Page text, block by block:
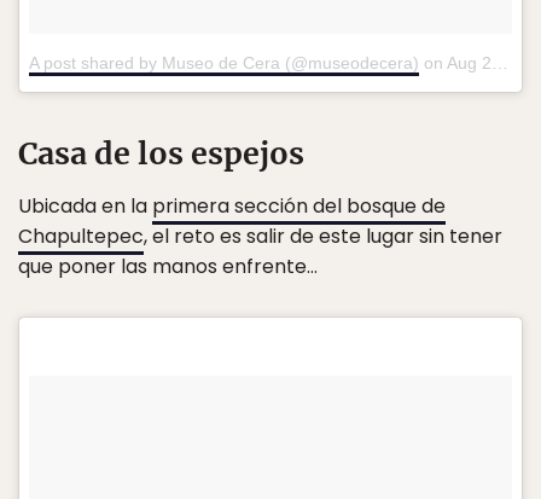
A post shared by Museo de Cera (@museodecera) on Aug 2, 2017 at 9:36am PDT
Casa de los espejos
Ubicada en la primera sección del bosque de
Chapultepec, el reto es salir de este lugar sin tener
que poner las manos enfrente…